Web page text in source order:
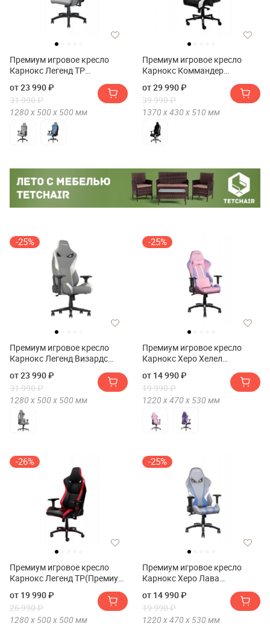
Премиум игровое кресло
Карнокс Легенд ТР
кресло KARNOX LEGEND TR
FABRIC)
от 23 990 ₽
31 990 ₽
1280 х 500 х 500 мм
Премиум игровое кресло
Карнокс Коммандер
кресло KARNOX COMMANDER
CR)
от 29 990 ₽
39 990 ₽
1370 х430 х 510 мм
-25%
Премиум игровое кресло
Карнокс Легенд Визардс
кресло KARNOX LEGEND
Wizards edition)
от 23 990 ₽
31 990 ₽
1280 х 500 х 500 мм
-25%
Премиум игровое кресло
Карнокс Херо Хелел
кресло KARNOX HERO Helel
Edition)
от 14 990 ₽
19 990 ₽
1220 х470 х 530 мм
-26%
Премиум игровое кресло
Карнокс Легенд ТР(Премиум
игровое кресло KARNOX
LEGEND TR)
от 19 990 ₽
26 990 ₽
1280 х 500 х 500 мм
-25%
Премиум игровое кресло
Карнокс Херо Лава
Эдишн(Премиум игровое
кресло KARNOX HERO Lava
Edition)
от 14 990 ₽
19 990 ₽
1220 х470 х 530 мм